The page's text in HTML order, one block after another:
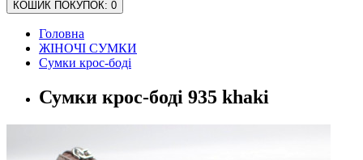
КОШИК ПОКУПОК: 0
Головна
ЖІНОЧІ СУМКИ
Сумки крос-боді
Сумки крос-боді 935 khaki